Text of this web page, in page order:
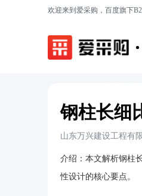
欢迎来到爱采购，百度旗下
钢柱长细
山东万兴建设工程有
介绍： 本文解析钢柱
性设计的核心要点。